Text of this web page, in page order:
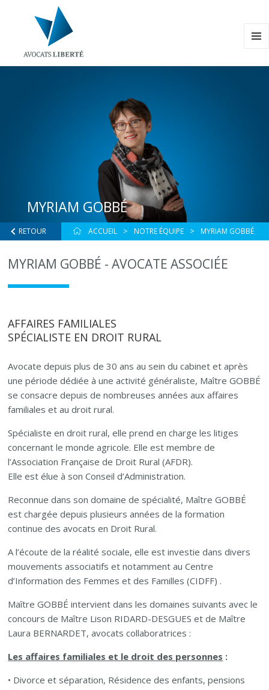
MYRIAM GOBBÉ
RETOUR ACCUEIL NOTRE ÉQUIPE MYRIAM GOBBÉ
MYRIAM GOBBÉ - AVOCATE ASSOCIÉE
AFFAIRES FAMILIALES
SPÉCIALISTE EN DROIT RURAL
Avocate depuis plus de 30 ans au sein du cabinet et après
une période dédiée à une activité généraliste, Maître GOBBÉ
se consacre depuis de nombreuses années aux affaires
familiales et au droit rural.
Spécialiste en droit rural, elle prend en charge les litiges
concernant le monde agricole. Elle est membre de
l’Association Française de Droit Rural (AFDR).
Elle est élue à son Conseil d’Administration.
Reconnue dans son domaine de spécialité, Maître GOBBÉ
est chargée depuis plusieurs années de la formation
continue des avocats en Droit Rural.
A l’écoute de la réalité sociale, elle est investie dans divers
mouvements associatifs et notamment au Centre
d’Information des Femmes et des Familles (CIDFF) .
Maître GOBBÉ intervient dans les domaines suivants avec le
concours de Maître Lison RIDARD-DESGUES et de Maître
Laura BERNARDET, avocats collaboratrices :
Les affaires familiales et le droit des personnes :
• Divorce et séparation, Résidence des enfants, pensions